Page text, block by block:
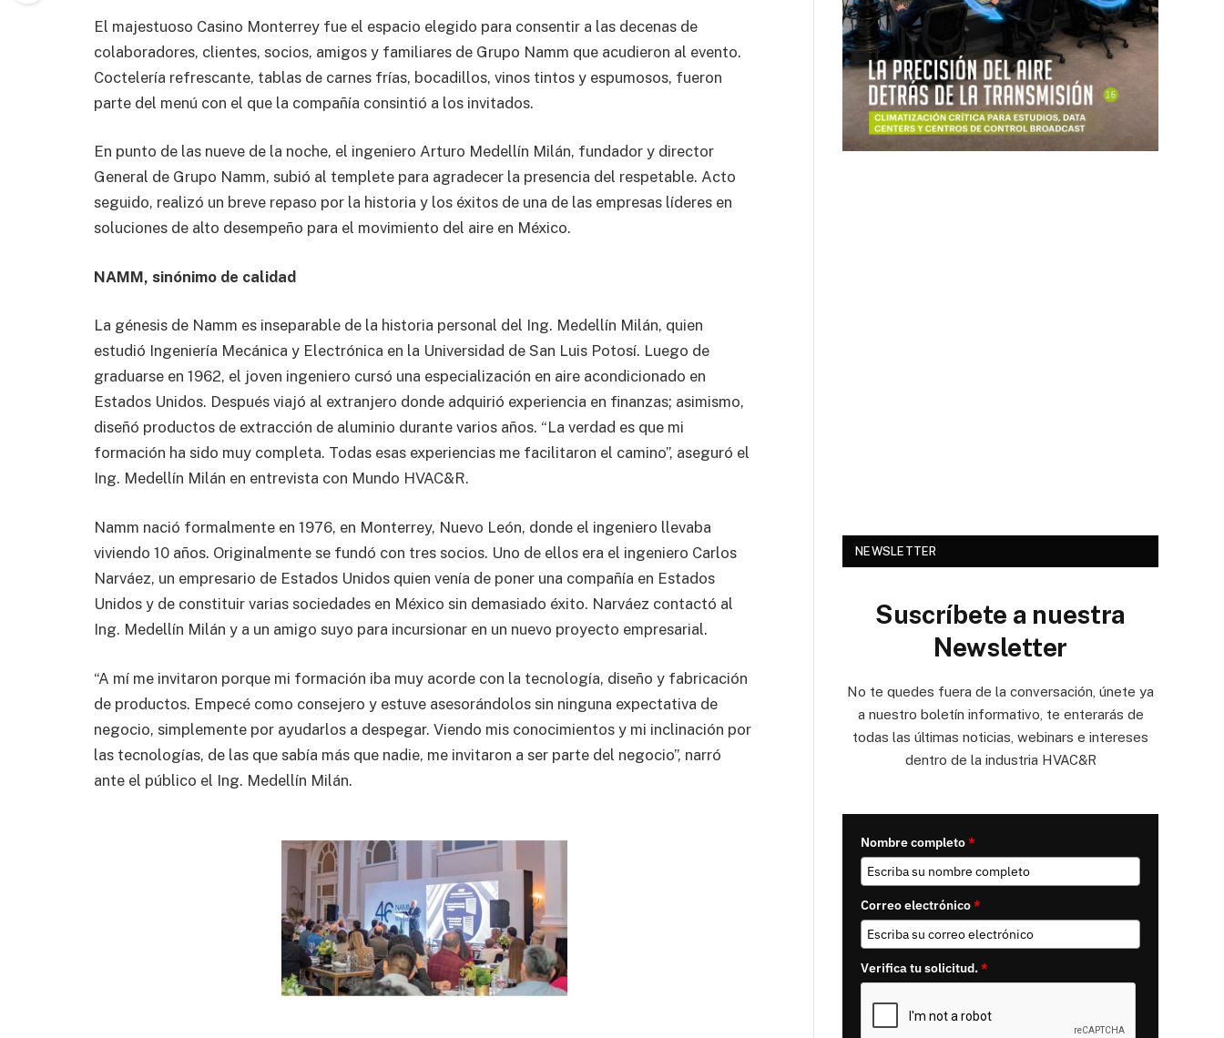
El majestuoso Casino Monterrey fue el espacio elegido para consentir a las decenas de
colaboradores, clientes, socios, amigos y familiares de Grupo Namm que acudieron al evento.
Coctelería refrescante, tablas de carnes frías, bocadillos, vinos tintos y espumosos, fueron
parte del menú con el que la compañía consintió a los invitados.
En punto de las nueve de la noche, el ingeniero Arturo Medellín Milán, fundador y director
General de Grupo Namm, subió al templete para agradecer la presencia del respetable. Acto
seguido, realizó un breve repaso por la historia y los éxitos de una de las empresas líderes en
soluciones de alto desempeño para el movimiento del aire en México.
NAMM, sinónimo de calidad
La génesis de Namm es inseparable de la historia personal del Ing. Medellín Milán, quien
estudió Ingeniería Mecánica y Electrónica en la Universidad de San Luis Potosí. Luego de
graduarse en 1962, el joven ingeniero cursó una especialización en aire acondicionado en
Estados Unidos. Después viajó al extranjero donde adquirió experiencia en finanzas; asimismo,
diseñó productos de extracción de aluminio durante varios años. “La verdad es que mi
formación ha sido muy completa. Todas esas experiencias me facilitaron el camino”, aseguró el
Ing. Medellín Milán en entrevista con Mundo HVAC&R.
Namm nació formalmente en 1976, en Monterrey, Nuevo León, donde el ingeniero llevaba
viviendo 10 años. Originalmente se fundó con tres socios. Uno de ellos era el ingeniero Carlos
Narváez, un empresario de Estados Unidos quien venía de poner una compañía en Estados
Unidos y de constituir varias sociedades en México sin demasiado éxito. Narváez contactó al
Ing. Medellín Milán y a un amigo suyo para incursionar en un nuevo proyecto empresarial.
“A mí me invitaron porque mi formación iba muy acorde con la tecnología, diseño y fabricación
de productos. Empecé como consejero y estuve asesorándolos sin ninguna expectativa de
negocio, simplemente por ayudarlos a despegar. Viendo mis conocimientos y mi inclinación por
las tecnologías, de las que sabía más que nadie, me invitaron a ser parte del negocio”, narró
ante el público el Ing. Medellín Milán.
NEWSLETTER
Suscríbete a nuestra
Newsletter
No te quedes fuera de la conversación, únete ya
a nuestro boletín informativo, te enterarás de
todas las últimas noticias, webinars e intereses
dentro de la industria HVAC&R
Nombre completo*
Correo electrónico*
Verifica tu solicitud.*